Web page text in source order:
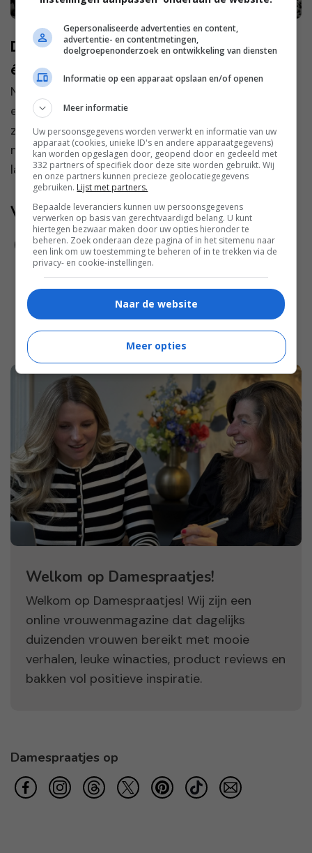
De leukste bestemmingen voor een
échte wintervakantie zonder skiën
Niet iedereen gaat op wintersport om op ski’s
een berg af te zoeven. Steeds meer mensen
zoeken juist een wintervakantie zónder skiën —
maar mét sneeuw, sfeervolle dorpjes, mooie
landschappen en...
Volg jij ons al?
Welkom op Damespraatjes!
Welkom op Damespraatjes! Wij zijn een
online vrouwenmagazine dat dagelijks
duizenden vrouwen bereikt met mooie
verhalen, leuke winacties, product reviews en
bakken vol positieve inspiratie.
Damespraatjes op
Gepersonaliseerde advertenties en content,
advertentie- en contentmetingen,
doelgroepenonderzoek en ontwikkeling van diensten
Informatie op een apparaat opslaan en/of openen
Meer informatie
Uw persoonsgegevens worden verwerkt en informatie van uw
apparaat (cookies, unieke ID's en andere apparaatgegevens)
kan worden opgeslagen door, geopend door en gedeeld met
332 partners of specifiek door deze site worden gebruikt. Wij
en onze partners kunnen precieze geolocatiegegevens
gebruiken. Lijst met partners.
Bepaalde leveranciers kunnen uw persoonsgegevens
verwerken op basis van gerechtvaardigd belang. U kunt
hiertegen bezwaar maken door uw opties hieronder te
beheren. Zoek onderaan deze pagina of in het sitemenu naar
een link om uw toestemming te beheren of in te trekken via de
privacy- en cookie-instellingen.
Naar de website
Meer opties